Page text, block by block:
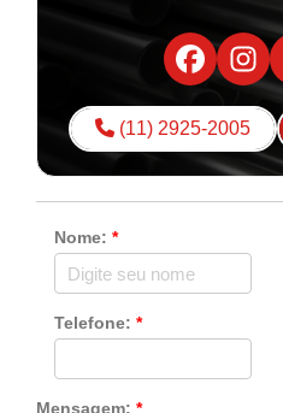
(11) 2925-2005
Nome: *
Telefone: *
Mensagem: *